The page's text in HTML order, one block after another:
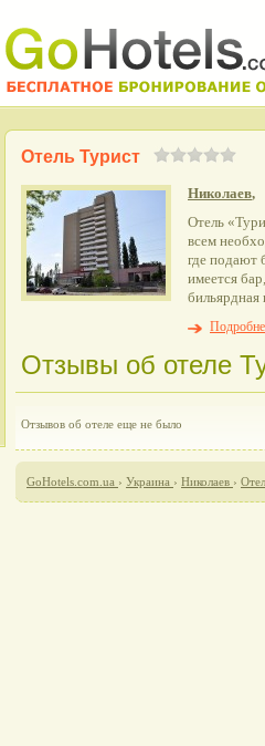
Отель Турист
Николаев,
Отель
всем
где подают
имеется
бильярдная
Отзывы об отеле
Отзывов об отеле еще не было
GoHotels.com.ua › Украина › Николаев ›